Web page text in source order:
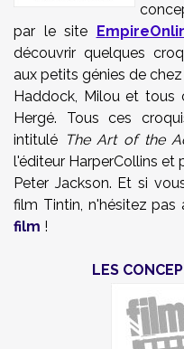
par le site
découvrir quelques
aux petits génies de
Haddock, Milou et tous
Hergé. Tous ces
intitulé The Art of the
l'éditeur HarperCollins et
Peter Jackson. Et si
film Tintin, n'hésitez pas
film !
LES